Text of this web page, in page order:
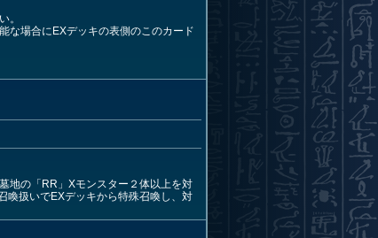
。
な場合にEXデッキの表側のこのカード
地の「RR」Xモンスター２体以上を対
喚扱いでEXデッキから特殊召喚し、対